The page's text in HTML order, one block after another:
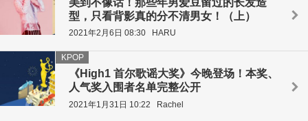
型，只看背影真的分不清男女！（上）
2021年2月6日 08:30 HARU
《High1 首尔歌谣大奖》今晚登场！本奖、
人气奖入围者名单完整公开
KPOP
2021年1月31日 10:22 Rachel